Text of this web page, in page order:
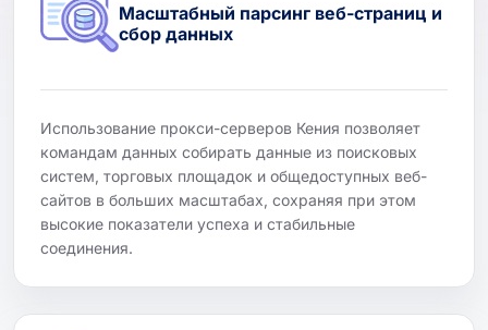
Масштабный парсинг веб-страниц и
сбор данных
Использование прокси-серверов Кения позволяет
командам данных собирать данные из поисковых
систем, торговых площадок и общедоступных веб-
сайтов в больших масштабах, сохраняя при этом
высокие показатели успеха и стабильные
соединения.